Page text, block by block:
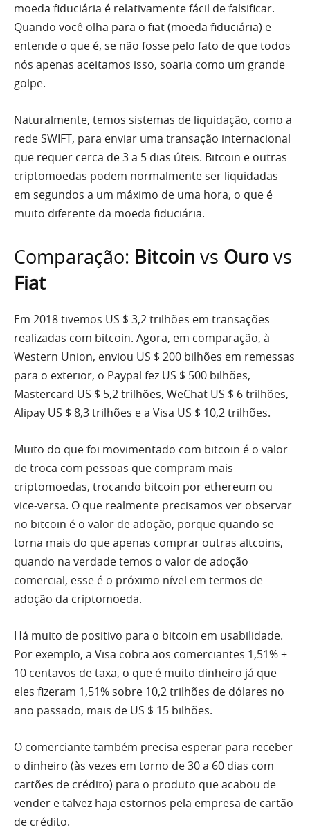
moeda fiduciária é relativamente fácil de falsificar.
Quando você olha para o fiat (moeda fiduciária) e
entende o que é, se não fosse pelo fato de que todos
nós apenas aceitamos isso, soaria como um grande
golpe.
Naturalmente, temos sistemas de liquidação, como a
rede SWIFT, para enviar uma transação internacional
que requer cerca de 3 a 5 dias úteis. Bitcoin e outras
criptomoedas podem normalmente ser liquidadas
em segundos a um máximo de uma hora, o que é
muito diferente da moeda fiduciária.
Comparação: Bitcoin vs Ourovs
Fiat
Em 2018 tivemos US $ 3,2 trilhões em transações
realizadas com bitcoin. Agora, em comparação, à
Western Union, enviou US $ 200 bilhões em remessas
para o exterior, o Paypal fez US $ 500 bilhões,
Mastercard US $ 5,2 trilhões, WeChat US $ 6 trilhões,
Alipay US $ 8,3 trilhões e a Visa US $ 10,2 trilhões.
Muito do que foi movimentado com bitcoin é o valor
de troca com pessoas que compram mais
criptomoedas, trocando bitcoin por ethereum ou
vice-versa. O que realmente precisamos ver observar
no bitcoin é o valor de adoção, porque quando se
torna mais do que apenas comprar outras altcoins,
quando na verdade temos o valor de adoção
comercial, esse é o próximo nível em termos de
adoção da criptomoeda.
Há muito de positivo para o bitcoin em usabilidade.
Por exemplo, a Visa cobra aos comerciantes 1,51% +
10 centavos de taxa, o que é muito dinheiro já que
eles fizeram 1,51% sobre 10,2 trilhões de dólares no
ano passado, mais de US $ 15 bilhões.
O comerciante também precisa esperar para receber
o dinheiro (às vezes em torno de 30 a 60 dias com
cartões de crédito) para o produto que acabou de
vender e talvez haja estornos pela empresa de cartão
de crédito.